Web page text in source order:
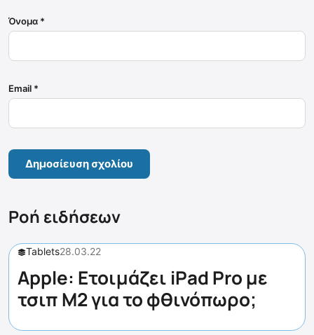
Όνομα *
Email *
Ροή ειδήσεων
Tablets28.03.22
Apple: Ετοιμάζει iPad Pro με
τσιπ M2 για το φθινόπωρο;